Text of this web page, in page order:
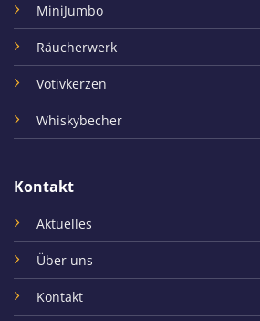
MiniJumbo
Räucherwerk
Votivkerzen
Whiskybecher
Kontakt
Aktuelles
Über uns
Kontakt